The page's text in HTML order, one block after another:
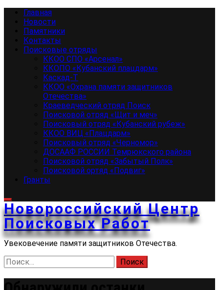
Перейти
содержимому
Основное
меню
Главная
Новости
Памятники
Контакты
Поисковые отряды
ККОО СПО «Арсенал»
ККОПО «Кубанский плацдарм»
Каскад-Т
ККОО «Охрана памяти защитников
Отечества»
Краеведческий отряд Поиск
Поисковой отряд «Щит и меч»
Поисковый отряд «Кубанский рубеж»
ККОО ВИЦ «Плацдарм»
Поисковый отряд «Черномор»
ДОСААФ РОССИИ Темрюкского района
Поисковой отряд «Забытый Полк»
Поисковой ортяд «Подвиг»
Гранты
Новороссийский Центр
Поисковых Работ
Увековечение памяти защитников Отечества.
Найти: